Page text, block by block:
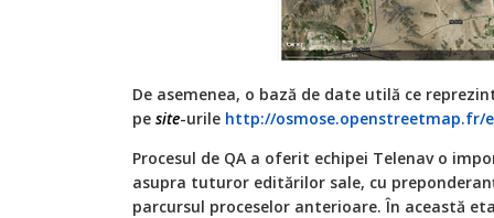
De asemenea, o bază de date utilă ce
pe site-urile http://osmose.openstreetmap.fr/
Procesul de QA a oferit echipei Telenav o
asupra tuturor editărilor sale, cu
parcursul proceselor anterioare. În această